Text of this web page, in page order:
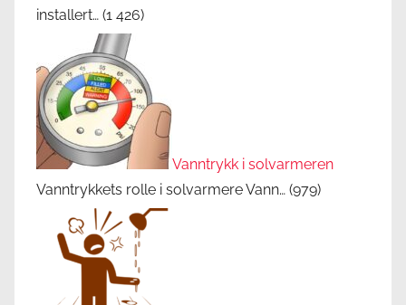
installert… (1 426)
Vanntrykk i solvarmeren
Vanntrykkets rolle i solvarmere Vann… (979)